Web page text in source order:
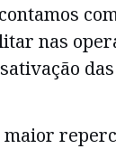
nas
maior